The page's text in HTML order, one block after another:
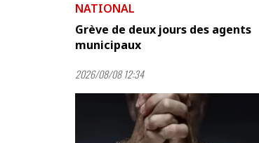
NATIONAL
Grève de deux jours des agents
municipaux
2026/08/08 12:34